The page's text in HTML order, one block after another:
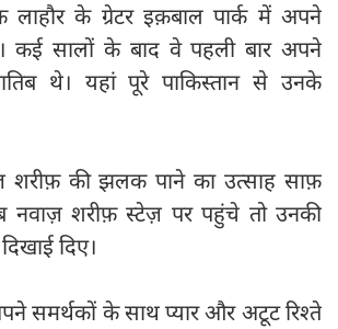
लाहौर के ग्रेटर इक़बाल पार्क में अपने
कई सालों के बाद वे पहली बार अपने
थे। यहां पूरे पाकिस्तान से उनके
शरीफ़ की झलक पाने का उत्साह साफ़
नवाज़ शरीफ़ स्टेज़ पर पहुंचे तो उनकी
दिए।
समर्थकों के साथ प्यार और अटूट रिश्ते